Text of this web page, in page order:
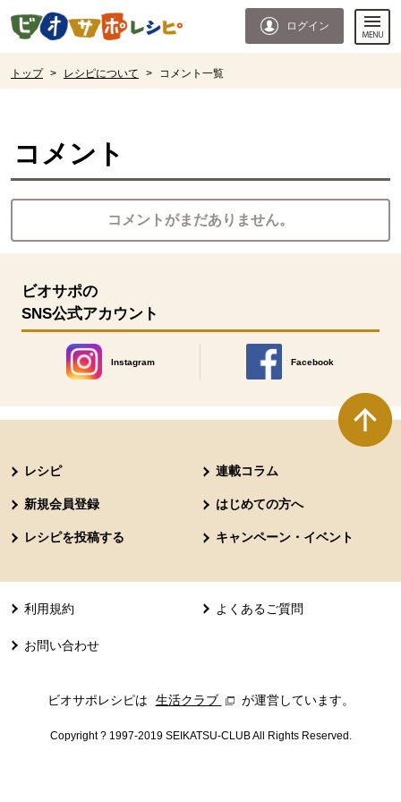
ページの先頭です。
ログイン
トップ > レシピについて > コメント一覧
コメント
コメントがまだありません。
ビオサポの
SNS公式アカウント
Instagram
別のウィンドウで開きます。
Facebook
別のウィンドウで開きます
レシピ 連載コラム
新規会員登録 はじめての方へ
レシピを投稿する キャンペーン・イベント
利用規約 よくあるご質問
お問い合わせ
ビオサポレシピは 生活クラブ 別のウィンドウで開きます。
が運営しています。
Copyright ? 1997-2019 SEIKATSU-CLUB All Rights Reserved.